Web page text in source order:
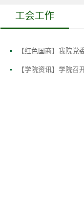
工会工作
【红色国商】我院
【学院资讯】学院召